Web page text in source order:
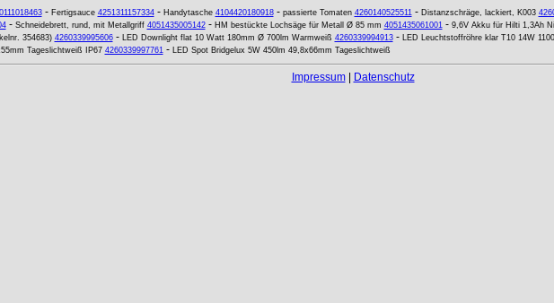
- Fertigsauce 4251311157334- Handytasche 4104420180918- passierte Tomaten 4260140525511- Distanzschräge, lackiert, K003
- Schneidebrett, rund, mit Metallgriff 4051435005142- HM bestückte Lochsäge für Metall Ø 85 mm 4051435061001- 9,6V Akku für Hilti 1,3Ah
354683) 4260339995606- LED Downlight flat 10 Watt 180mm Ø 700lm Warmweiß 4260339994913- LED Leuchtstoffröhre klar T10 14W
Tageslichtweiß IP67 4260339997761- LED Spot Bridgelux 5W 450lm 49,8x66mm Tageslichtweiß
Impressum| Datenschutz